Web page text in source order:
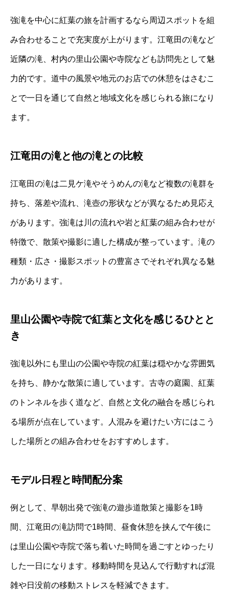
強滝を中心に紅葉の旅を計画するなら周辺スポットを組
み合わせることで充実度が上がります。江竜田の滝など
近隣の滝、村内の里山公園や寺院なども訪問先として魅
力的です。道中の風景や地元のお店での休憩をはさむこ
とで一日を通じて自然と地域文化を感じられる旅になり
ます。
江竜田の滝と他の滝との比較
江竜田の滝は二見ケ滝やそうめんの滝など複数の滝群を
持ち、落差や流れ、滝壺の形状などが異なるため見応え
があります。強滝は川の流れや岩と紅葉の組み合わせが
特徴で、散策や撮影に適した構成が整っています。滝の
種類・広さ・撮影スポットの豊富さでそれぞれ異なる魅
力があります。
里山公園や寺院で紅葉と文化を感じるひとと
き
強滝以外にも里山の公園や寺院の紅葉は穏やかな雰囲気
を持ち、静かな散策に適しています。古寺の庭園、紅葉
のトンネルを歩く道など、自然と文化の融合を感じられ
る場所が点在しています。人混みを避けたい方にはこう
した場所との組み合わせをおすすめします。
モデル日程と時間配分案
例として、早朝出発で強滝の遊歩道散策と撮影を1時
間、江竜田の滝訪問で1時間、昼食休憩を挟んで午後に
は里山公園や寺院で落ち着いた時間を過ごすとゆったり
した一日になります。移動時間を見込んで行動すれば混
雑や日没前の移動ストレスを軽減できます。